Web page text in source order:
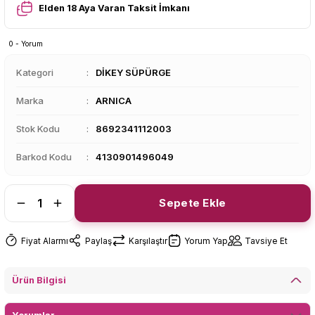
Elden 18 Aya Varan Taksit İmkanı
0 - Yorum
Kategori DİKEY SÜPÜRGE
Marka ARNICA
Stok Kodu 8692341112003
Barkod Kodu 4130901496049
Sepete Ekle
Fiyat Alarmı Paylaş Karşılaştır Yorum Yap Tavsiye Et
Ürün Bilgisi